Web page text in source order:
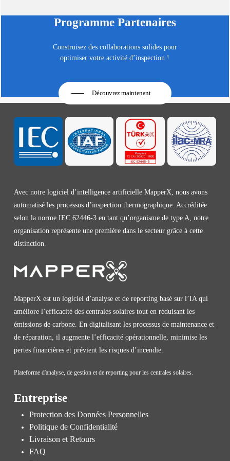
Programme Partenaires
Construisez des collaborations solides pour
optimiser votre activité d’inspection !
Découvrez maintenant
Avec notre logiciel d’intelligence artificielle MapperX, nous avons
automatisé les processus d’inspection thermographique. Accréditée
selon la norme IEC 62446-3 en tant qu’organisme de type A, notre
organisation représente une première dans le secteur grâce à cette
distinction.
MapperX est un logiciel d’analyse et de reporting basé sur l’IA qui
améliore l’efficacité des centrales solaires tout en réduisant les
émissions de carbone. En digitalisant les processus de maintenance et
de réparation, il augmente l’efficacité opérationnelle, minimise les
pertes financières et prévient les risques d’incendie.
Plateforme d'analyse, de gestion et de reporting pour les centrales solaires.
Entreprise
Protection des Données Personnelles
Politique de Confidentialité
Livraison et Retours
FAQ